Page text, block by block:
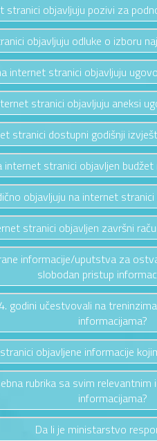
stranici objavljuju pozivi za
objavljuju odluke o izboru
internet stranici objavljuju
stranici objavljuju aneksi
stranici dostupni godišnji
internet stranici objavljen
objavljuju na internet
stranici objavljen završni
informacije/uputstva za
slobodan pristup
godini učestvovali na
informacijama?
objavljene informacije
rubrika sa svim
informacijama?
Da li je ministarstvo